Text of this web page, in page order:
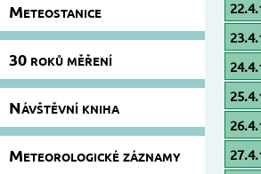
Meteostanice
30 roků měření
Návštěvní kniha
Meteorologické záznamy